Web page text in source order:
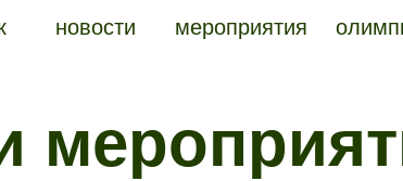
новости мероприятия